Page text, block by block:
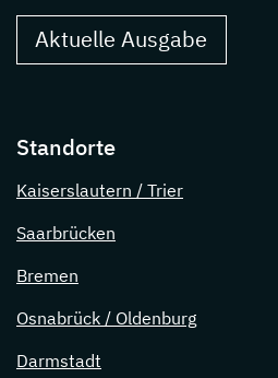
Aktuelle Ausgabe
Standorte
Kaiserslautern / Trier
Saarbrücken
Bremen
Osnabrück / Oldenburg
Darmstadt